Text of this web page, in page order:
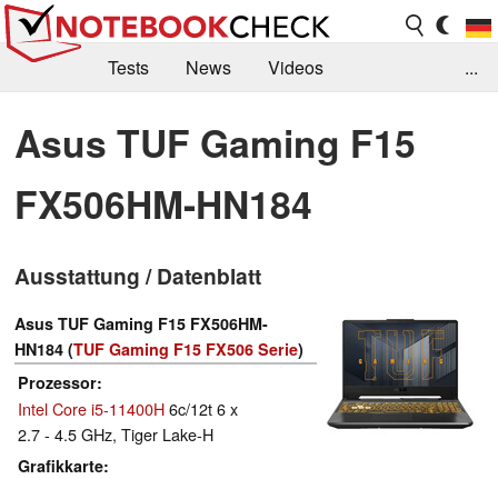
Tests News
Videos
Kaufberatung
Deals Suche
Jobs
Forum
...
Asus TUF Gaming F15
FX506HM-HN184
Ausstattung / Datenblatt
Asus TUF Gaming F15 FX506HM-
HN184 (TUF Gaming F15 FX506 Serie)
Prozessor
Intel Core i5-11400H6c/12t 6 x
2.7 - 4.5 GHz, Tiger Lake-H
Grafikkarte